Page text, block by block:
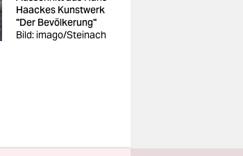
Haackes Kunstwerk
"Der Bevölkerung"
Bild: imago/Steinach